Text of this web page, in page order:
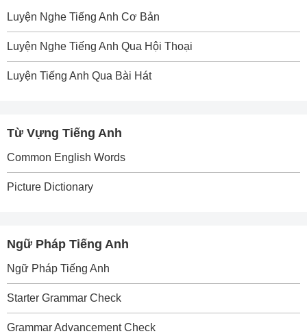
Luyện Nghe Tiếng Anh Cơ Bản
Luyện Nghe Tiếng Anh Qua Hội Thoại
Luyện Tiếng Anh Qua Bài Hát
Từ Vựng Tiếng Anh
Common English Words
Picture Dictionary
Ngữ Pháp Tiếng Anh
Ngữ Pháp Tiếng Anh
Starter Grammar Check
Grammar Advancement Check